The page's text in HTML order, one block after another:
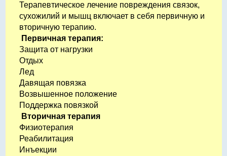
Терапевтическое лечение повреждения связок,
сухожилий и мышц включает в себя первичную и
вторичную терапию.
Первичная терапия:
Защита от нагрузки
Отдых
Лед
Давящая повязка
Возвышенное положение
Поддержка повязкой
Вторичная терапия
Физиотерапия
Реабилитация
Инъекции